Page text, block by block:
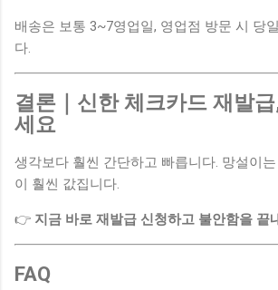
배송은 보통 3~7영업일, 영업점 방문 시 당
다.
결론｜신한 체크카드 재발
세요
생각보다 훨씬 간단하고 빠릅니다. 망설이
이 훨씬 값집니다.
👉 지금 바로 재발급 신청하고 불안함을 끝
FAQ